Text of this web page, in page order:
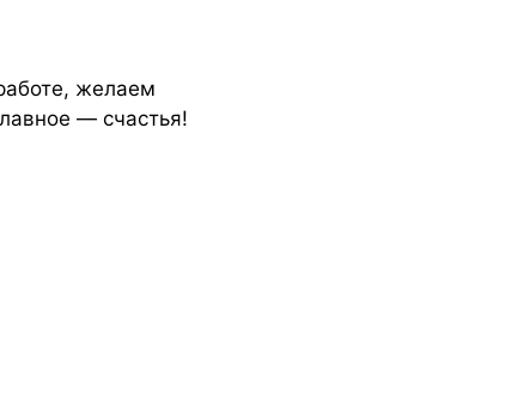
желаем
— счастья!